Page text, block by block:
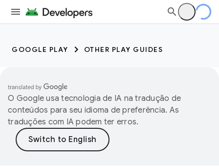
GOOGLE PLAY OTHER PLAY GUIDES
O Google usa tecnologia de IA na tradução de
conteúdos para seu idioma de preferência. As
traduções com IA podem ter erros.